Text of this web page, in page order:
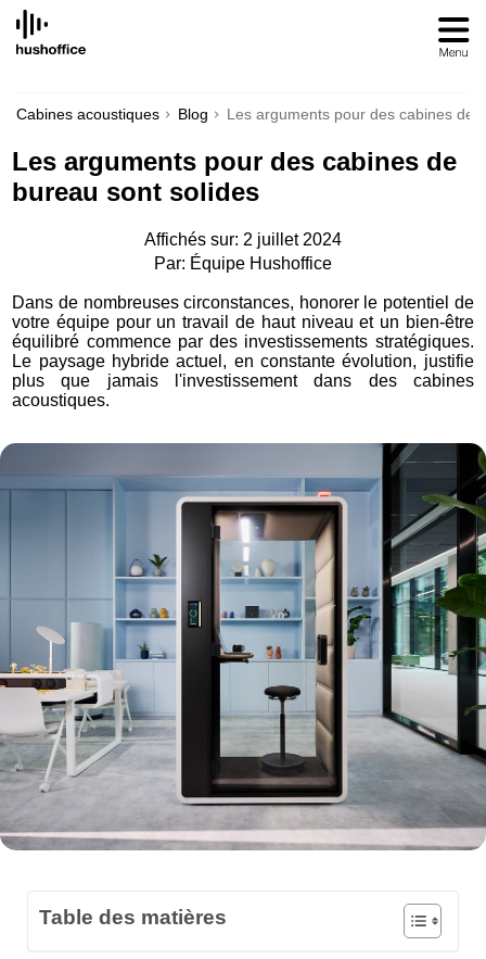
SKIP
CONTENT
Cabines acoustiques Blog Les arguments pour des cabines de
Les arguments pour des cabines de
bureau sont solides
Affichés sur: 2 juillet 2024
Par: Équipe Hushoffice
Dans de nombreuses circonstances, honorer le potentiel de
votre équipe pour un travail de haut niveau et un bien-être
équilibré commence par des investissements stratégiques.
Le paysage hybride actuel, en constante évolution, justifie
plus que jamais l'investissement dans des cabines
acoustiques.
Table des matières